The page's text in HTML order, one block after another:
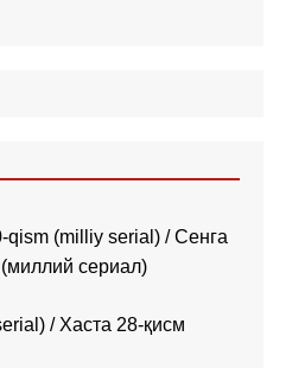
qism (milliy serial) / Сенга
сериал)
/ Хаста 28-қисм